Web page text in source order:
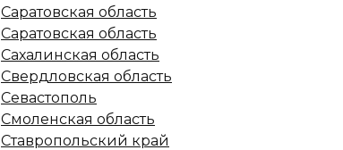
Саратовская область
Саратовская область
Сахалинская область
Свердловская область
Севастополь
Смоленская область
Ставропольский край